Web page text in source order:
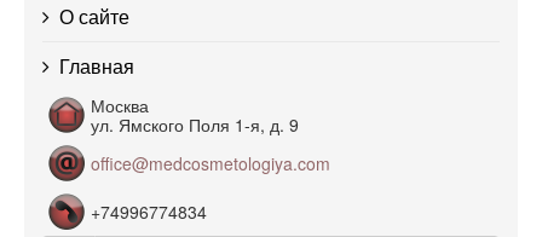
О сайте
Главная
Москва
ул. Ямского Поля 1-я, д. 9
office@medcosmetologiya.com
+74996774834